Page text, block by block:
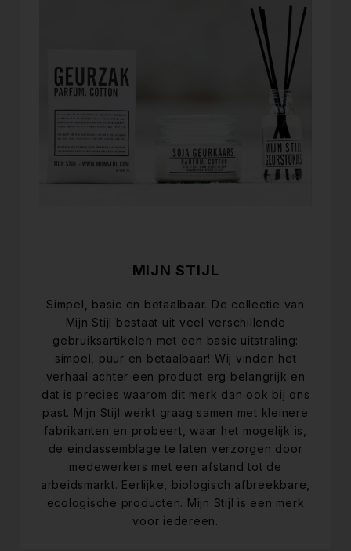
MIJN STIJL
Simpel, basic en betaalbaar. De collectie van
Mijn Stijl bestaat uit veel verschillende
gebruiksartikelen met een basic uitstraling:
simpel, puur en betaalbaar! Wij vinden het
verhaal achter een product erg belangrijk en
dat is precies waarom dit merk dan ook bij ons
past. Mijn Stijl werkt graag samen met kleinere
fabrikanten en probeert, waar het mogelijk is,
de eindassemblage te laten verzorgen door
medewerkers met een afstand tot de
arbeidsmarkt. Eerlijke, biologisch afbreekbare,
ecologische producten. Mijn Stijl is een merk
voor iedereen.